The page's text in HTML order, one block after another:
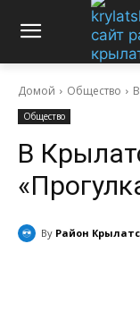
Домой Общество
Общество
В
By Район